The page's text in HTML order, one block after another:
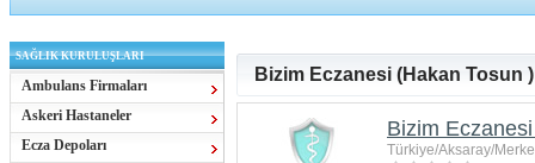
SAĞLIK KURULUŞLARI
Ambulans Firmaları
Askeri Hastaneler
Ecza Depoları
Bizim Eczanesi (Hakan Tosun )
Bizim
Türkiye/Aksaray/